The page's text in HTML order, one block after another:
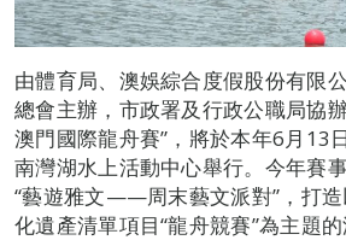
由體育局、澳娛綜合度假股份有限
總會主辦，市政署及行政公職局協
澳門國際龍舟賽”，將於本年6月13
南灣湖水上活動中心舉行。今年賽
“藝遊雅文——周末藝文派對”，打
化遺產清單項目“龍舟競賽”為主題